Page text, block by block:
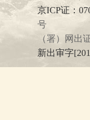
京ICP证：
号
（署）网出
新出审字